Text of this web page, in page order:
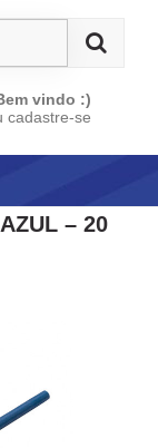
vindo :)
cadastre-se
– 20